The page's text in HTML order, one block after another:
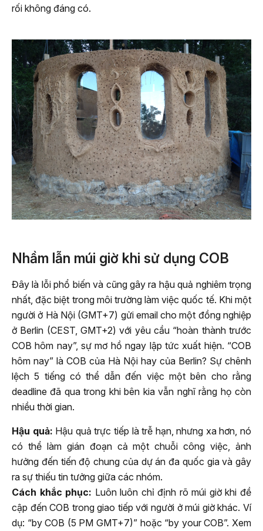
rối không đáng có.
Nhầm lẫn múi giờ khi sử dụng COB
Đây là lỗi phổ biến và cũng gây ra hậu quả nghiêm trọng
nhất, đặc biệt trong môi trường làm việc quốc tế. Khi một
người ở Hà Nội (GMT+7) gửi email cho một đồng nghiệp
ở Berlin (CEST, GMT+2) với yêu cầu “hoàn thành trước
COB hôm nay”, sự mơ hồ ngay lập tức xuất hiện. “COB
hôm nay” là COB của Hà Nội hay của Berlin? Sự chênh
lệch 5 tiếng có thể dẫn đến việc một bên cho rằng
deadline đã qua trong khi bên kia vẫn nghĩ rằng họ còn
nhiều thời gian.
Hậu quả: Hậu quả trực tiếp là trễ hạn, nhưng xa hơn, nó
có thể làm gián đoạn cả một chuỗi công việc, ảnh
hưởng đến tiến độ chung của dự án đa quốc gia và gây
ra sự thiếu tin tưởng giữa các nhóm.
Cách khắc phục: Luôn luôn chỉ định rõ múi giờ khi đề
cập đến COB trong giao tiếp với người ở múi giờ khác. Ví
dụ: “by COB (5 PM GMT+7)” hoặc “by your COB”. Xem